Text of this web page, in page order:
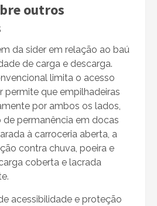
outros
da sider em relação ao baú
de carga e descarga.
limita o acesso
permite que empilhadeiras
por ambos os lados,
permanência em docas
à carroceria aberta, a
contra chuva, poeira e
coberta e lacrada
acessibilidade e proteção